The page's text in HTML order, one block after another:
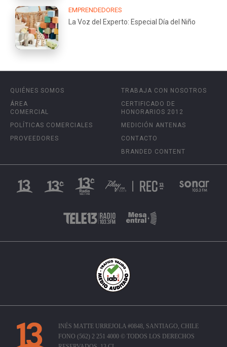
EMPRENDEDORES
La Voz del Experto: Especial Día del Niño
QUIÉNES SOMOS
ÁREA
COMERCIAL
POLÍTICAS COMERCIALES
PROVEEDORES
TRABAJA CON NOSOTROS
CERTIFICADO DE
HONORARIOS 2012
MEDICIÓN ANTENAS
CONTACTO
BRANDED CONTENT
INÉS MATTE URREJOLA #0848, SANTIAGO, CHILE
FONO (562) 2 251 4000 © TODOS LOS DERECHOS